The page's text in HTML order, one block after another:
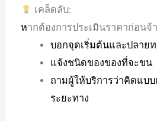
เคล็ดลับ:
หากต้องการประเมินราคาก่อนจ้
บอกจุดเริ่มต้นและปลาย
แจ้งชนิดของของที่จะขน
ถามผู้ให้บริการว่าคิดแบ
ระยะทาง